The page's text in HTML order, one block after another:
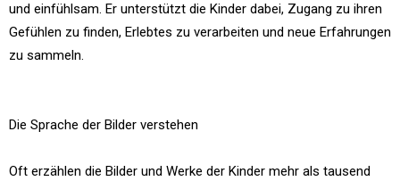
und einfühlsam. Er unterstützt die Kinder dabei, Zugang zu ihren
Gefühlen zu finden, Erlebtes zu verarbeiten und neue Erfahrungen
zu sammeln.
Die Sprache der Bilder verstehen
Oft erzählen die Bilder und Werke der Kinder mehr als tausend